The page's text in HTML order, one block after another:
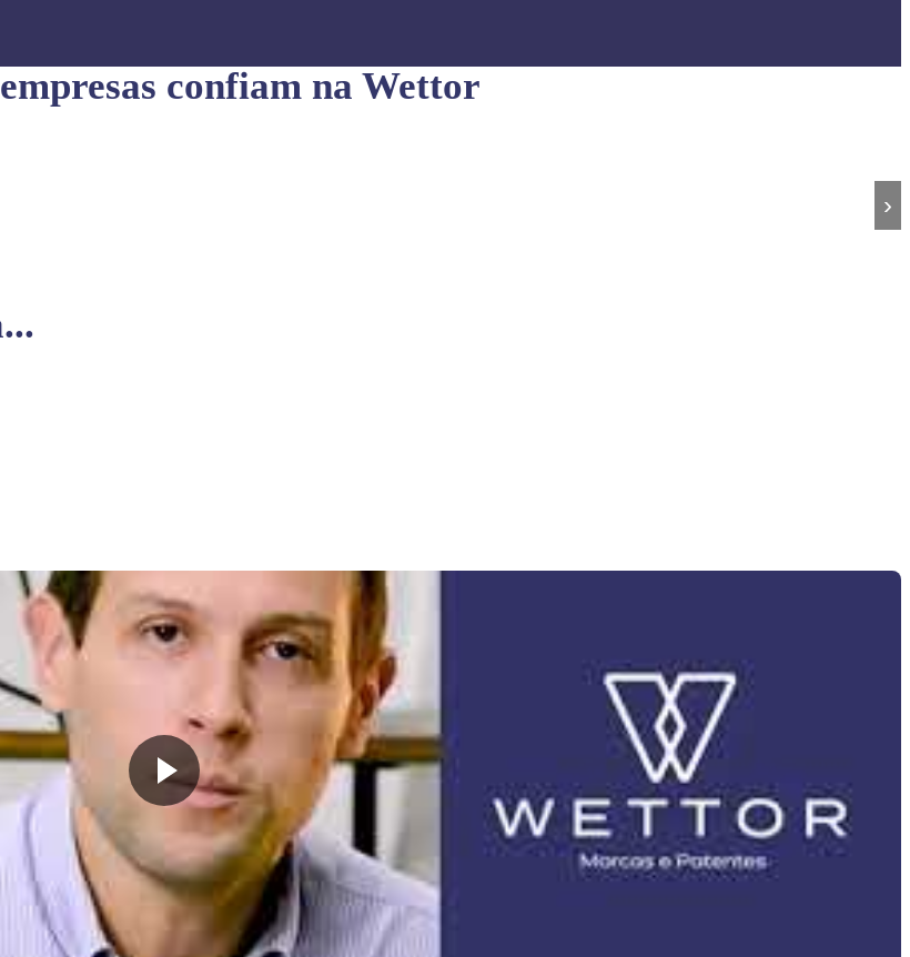
confiam na Wettor
›